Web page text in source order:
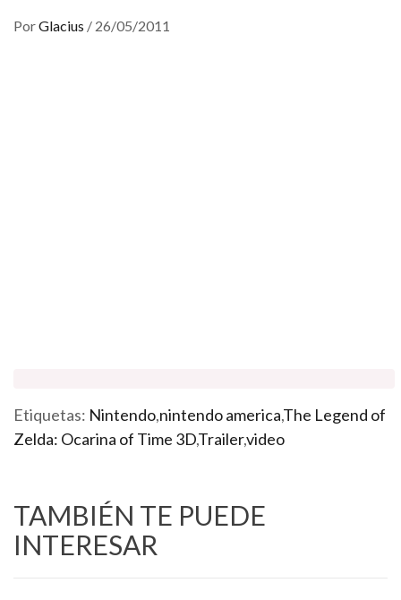
PorGlacius / 26/05/2011
Etiquetas: Nintendo,nintendo america,The Legend of
Zelda: Ocarina of Time 3D,Trailer,video
TAMBIÉN TE PUEDE
INTERESAR